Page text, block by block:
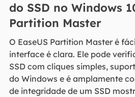
do SSD no Windows
Partition Master
O EaseUS Partition Master é
interface é clara. Ele pode
SSD com cliques simples,
do Windows e é amplamente
de integridade de um SSD